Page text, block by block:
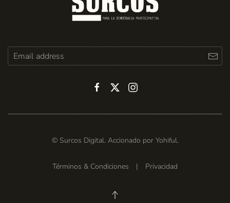
© Surcos Digital. Accionado por Yohiful.
Términos & Condiciones | Privacidad